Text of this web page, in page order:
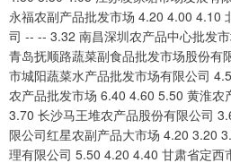
永福农副产品批发市场 4.20 4.00 4.10
司 -- -- 3.32 南昌深圳农产品中心批发
青岛抚顺路蔬菜副食品批发市场股份有
市城阳蔬菜水产品批发市场有限公司
农产品批发市场 6.40 4.60 5.50 黄淮农
3.70 长沙马王堆农产品股份有限公司
限公司红星农副产品大市场 4.20 3.20
理有限公司 5.50 4.20 4.40 甘肃省定西